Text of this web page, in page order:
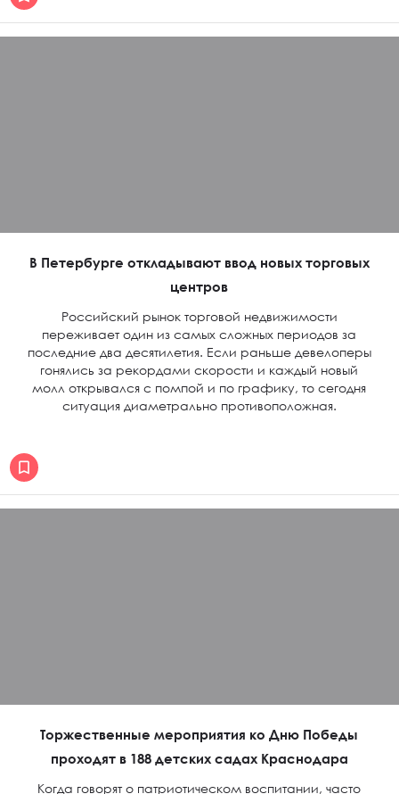
В Петербурге откладывают ввод новых торговых
центров
Российский рынок торговой недвижимости
переживает один из самых сложных периодов за
последние два десятилетия. Если раньше девелоперы
гонялись за рекордами скорости и каждый новый
молл открывался с помпой и по графику, то сегодня
ситуация диаметрально противоположная.
Торжественные мероприятия ко Дню Победы
проходят в 188 детских садах Краснодара
Когда говорят о патриотическом воспитании, часто